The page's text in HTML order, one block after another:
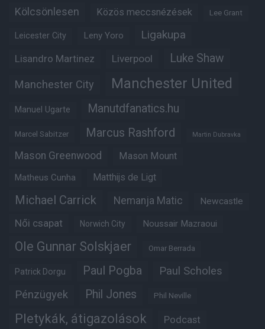
Kölcsönlesen Közös meccsnézések Lee Grant
Leicester City Leny Yoro Ligakupa
Lisandro Martinez Liverpool Luke Shaw
Manchester City Manchester United
Manuel Ugarte Manutdfanatics.hu
Marcel Sabitzer Marcus Rashford Martin Dubravka
Mason Greenwood Mason Mount
Matheus Cunha Matthijs de Ligt
Michael Carrick Nemanja Matic Newcastle
Női csapat Norwich City Noussair Mazraoui
Ole Gunnar Solskjaer Omar Berrada
Patrick Dorgu Paul Pogba Paul Scholes
Pénzügyek Phil Jones Phil Neville
Pletykák, átigazolások Podcast